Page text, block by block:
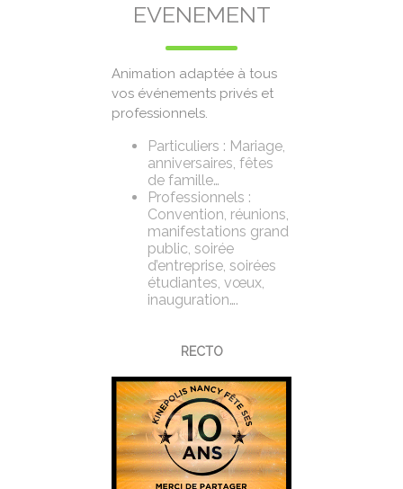
EVENEMENT
Animation adaptée à tous
vos événements privés et
professionnels.
Particuliers : Mariage,
anniversaires, fêtes
de famille…
Professionnels :
Convention, réunions,
manifestations grand
public, soirée
d’entreprise, soirées
étudiantes, vœux,
inauguration….
RECTO